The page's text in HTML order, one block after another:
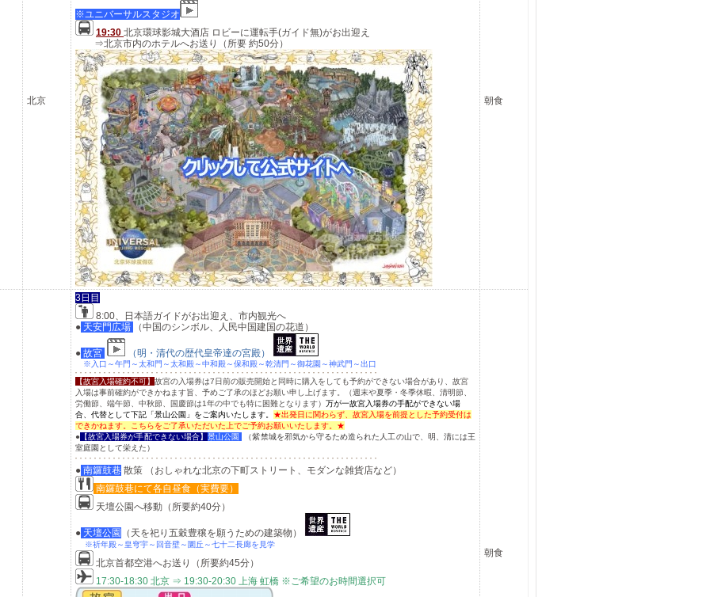
北京
※ユニバーサルスタジオ
19:30 北京環球影城大酒店 ロビーに運転手(ガイド無)がお出迎え
⇒北京市内のホテルへお送り（所要 約50分）
朝食
3日目
8:00、日本語ガイドがお出迎え、市内観光へ
● 天安門広場 （中国のシンボル、人民中国建国の花道）
● 故宮 （明・清代の歴代皇帝達の宮殿）
※入口～午門～太和門～太和殿～中和殿～保和殿～乾清門～御花園～神武門～出口
【故宮入場確約不可】 故宮の入場券は7日前の販売開始と同時に購入をしても予約ができない場合があり、故宮
入場は事前確約ができかねます旨、予めご了承のほどお願い申し上げます。（週末や夏季・冬季休暇、清明節、
労働節、端午節、中秋節、国慶節は1年の中でも特に困難となります） 万が一故宮入場券の手配ができない場
合、代替として下記「景山公園」をご案内いたします。 ★出発日に関わらず、故宮入場を前提とした予約受付は
できかねます。こちらをご了承いただいた上でご予約お願いいたします。★
● 【故宮入場券が手配できない場合】景山公園
（紫禁城を邪気から守るため造られた人工の山で、明、清には王
室庭園として栄えた）
● 南鑼鼓巷 散策 （おしゃれな北京の下町ストリート、モダンな雑貨店など）
南鑼鼓巷にて各自昼食（実費要）
天壇公園へ移動（所要約40分）
● 天壇公園 （天を祀り五穀豊穣を願うための建築物）
※祈年殿～皇穹宇～回音壁～圜丘～七十二長廊を見学
北京首都空港へお送り（所要約45分）
17:30-18:30 北京 ⇒ 19:30-20:30 上海 虹橋 ※ご希望のお時間選択可
朝食